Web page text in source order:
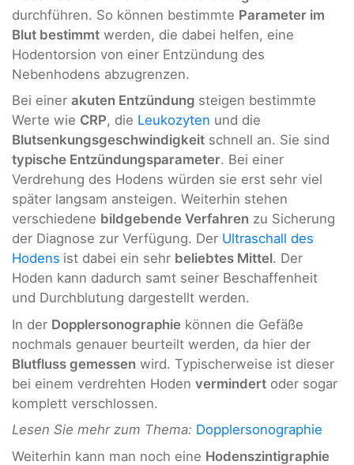
durchführen. So können bestimmte Parameter im
Blut bestimmt werden, die dabei helfen, eine
Hodentorsion von einer Entzündung des
Nebenhodens abzugrenzen.
Bei einer akuten Entzündung steigen bestimmte
Werte wie CRP, die Leukozyten und die
Blutsenkungsgeschwindigkeit schnell an. Sie sind
typische Entzündungsparameter. Bei einer
Verdrehung des Hodens würden sie erst sehr viel
später langsam ansteigen. Weiterhin stehen
verschiedene bildgebende Verfahren zu Sicherung
der Diagnose zur Verfügung. Der Ultraschall des
Hodens ist dabei ein sehr beliebtes Mittel. Der
Hoden kann dadurch samt seiner Beschaffenheit
und Durchblutung dargestellt werden.
In der Dopplersonographie können die Gefäße
nochmals genauer beurteilt werden, da hier der
Blutfluss gemessen wird. Typischerweise ist dieser
bei einem verdrehten Hoden vermindert oder sogar
komplett verschlossen.
Lesen Sie mehr zum Thema: Dopplersonographie
Weiterhin kann man noch eine Hodenszintigraphie